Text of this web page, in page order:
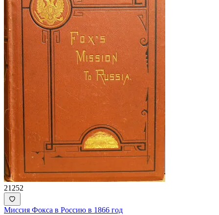
21252
Миссия Фокса в Россию в 1866 год